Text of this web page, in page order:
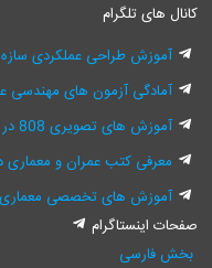
کانال های تلگرام
آموزش طراحی عملکردی
آمادگی آزمون های مهندسی
آموزش های تصویری 808 در تلگرام
معرفی کتب عمران و معماری
آموزش های تخصصی معماری
صفحات اینستاگرام
بخش فارسی